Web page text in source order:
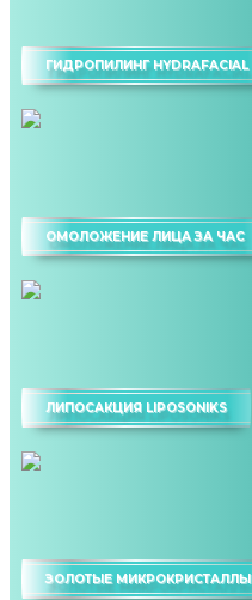
ГИДРОПИЛИНГ HYDRAFACIAL
ОМОЛОЖЕНИЕ ЛИЦА ЗА ЧАС
ЛИПОСАКЦИЯ LIPOSONIKS
ЗОЛОТЫЕ МИКРОКРИСТАЛЛЫ